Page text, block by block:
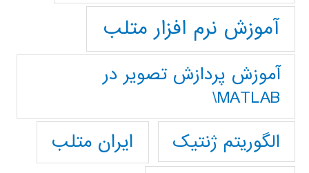
آموزش نرم افزار متلب
آموزش پردازش تصوير در
MATLAB\
الگوریتم ژنتیک
ایران متلب